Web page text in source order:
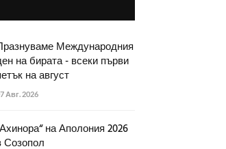
Международния
на бирата - всеки първи
на август
Авг. 2026
на Аполония 2026
Созопол